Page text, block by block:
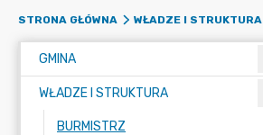
STRONA GŁÓWNA WŁADZE I STRUKTURA
GMINA
WŁADZE I STRUKTURA
BURMISTRZ